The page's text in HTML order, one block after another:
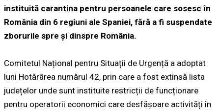
instituită carantina pentru persoanele care sosesc în
România din 6 regiuni ale Spaniei, fără a fi suspendate
zborurile spre și dinspre România.
Comitetul Național pentru Situații de Urgență a adoptat
luni Hotărârea numărul 42, prin care a fost extinsă lista
județelor unde sunt instituite restricții de funcționare
pentru operatorii economici care desfășoare activități în